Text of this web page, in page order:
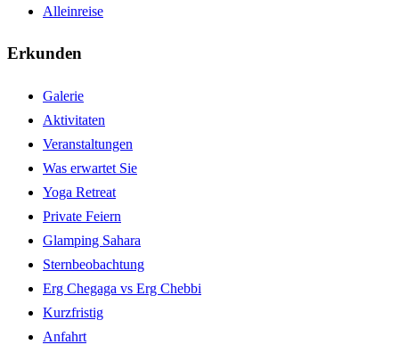
Alleinreise
Erkunden
Galerie
Aktivitaten
Veranstaltungen
Was erwartet Sie
Yoga Retreat
Private Feiern
Glamping Sahara
Sternbeobachtung
Erg Chegaga vs Erg Chebbi
Kurzfristig
Anfahrt